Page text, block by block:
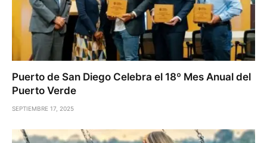
Puerto de San Diego Celebra el 18º Mes Anual del
Puerto Verde
SEPTIEMBRE 17, 2025